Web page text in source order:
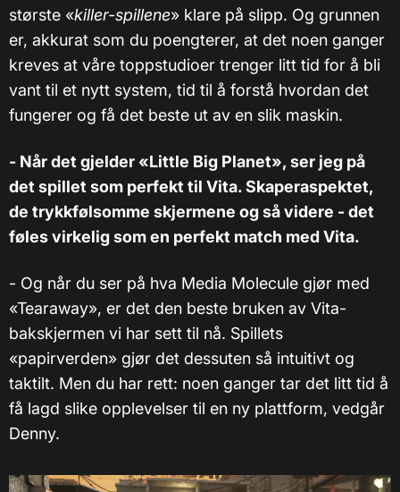
største «killer-spillene» klare på slipp. Og grunnen
er, akkurat som du poengterer, at det noen ganger
kreves at våre toppstudioer trenger litt tid for å bli
vant til et nytt system, tid til å forstå hvordan det
fungerer og få det beste ut av en slik maskin.
- Når det gjelder «Little Big Planet», ser jeg på
det spillet som perfekt til Vita. Skaperaspektet,
de trykkfølsomme skjermene og så videre - det
føles virkelig som en perfekt match med Vita.
- Og når du ser på hva Media Molecule gjør med
«Tearaway», er det den beste bruken av Vita-
bakskjermen vi har sett til nå. Spillets
«papirverden» gjør det dessuten så intuitivt og
taktilt. Men du har rett: noen ganger tar det litt tid å
få lagd slike opplevelser til en ny plattform, vedgår
Denny.